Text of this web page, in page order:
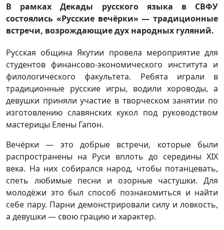
В рамках Декады русского языка в СВФУ
состоялись «Русские вечёрки» — традиционные
встречи, возрождающие дух народных гуляний.
Русская община Якутии провела мероприятие для
студентов финансово-экономического института и
филологического факультета. Ребята играли в
традиционные русские игры, водили хороводы, а
девушки приняли участие в творческом занятии по
изготовлению славянских кукол под руководством
мастерицы Елены Гапон.
Вечёрки — это добрые встречи, которые были
распространены на Руси вплоть до середины XIX
века. На них собирался народ, чтобы потанцевать,
спеть любимые песни и озорные частушки. Для
молодёжи это был способ познакомиться и найти
себе пару. Парни демонстрировали силу и ловкость,
а девушки — свою грацию и характер.